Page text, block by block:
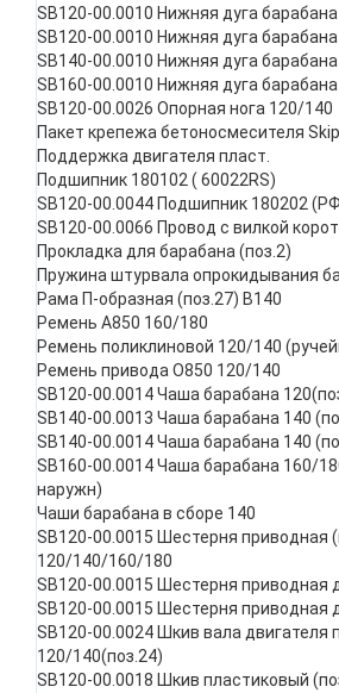
SB120-00.0010 Нижняя дуга
SB120-00.0010 Нижняя дуга
SB140-00.0010 Нижняя дуга
SB160-00.0010 Нижняя дуга
SB120-00.0026 Опорная нога 120/140
Пакет крепежа бетоносмесителя
Поддержка двигателя пласт.
Подшипник 180102 ( 60022RS)
SB120-00.0044 Подшипник 180202
SB120-00.0066 Провод с вилкой
Прокладка для барабана (поз.2)
Пружина штурвала опрокидывания
Рама П-образная (поз.27) B140
Ремень А850 160/180
Ремень поликлиновой 120/140
Ремень привода О850 120/140
SB120-00.0014 Чаша барабана
SB140-00.0013 Чаша барабана 140
SB140-00.0014 Чаша барабана 140
SB160-00.0014 Чаша барабана 160/
наружн)
Чаши барабана в сборе 140
SB120-00.0015 Шестерня приводная
120/140/160/180
SB120-00.0015 Шестерня приводная
SB120-00.0015 Шестерня приводная
SB120-00.0024 Шкив вала двигателя
120/140(поз.24)
SB120-00.0018 Шкив пластиковый